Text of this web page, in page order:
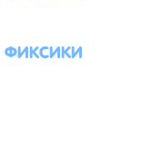
ФИКСИКИ